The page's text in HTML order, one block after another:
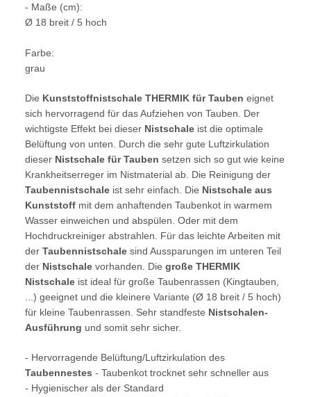
- Maße (cm):
Ø 18 breit / 5 hoch
Farbe:
grau
Die Kunststoffnistschale THERMIK für Tauben eignet
sich hervorragend für das Aufziehen von Tauben. Der
wichtigste Effekt bei dieser Nistschale ist die optimale
Belüftung von unten. Durch die sehr gute Luftzirkulation
dieser Nistschale für Tauben setzen sich so gut wie keine
Krankheitserreger im Nistmaterial ab. Die Reinigung der
Taubennistschale ist sehr einfach. Die Nistschale aus
Kunststoff mit dem anhaftenden Taubenkot in warmem
Wasser einweichen und abspülen. Oder mit dem
Hochdruckreiniger abstrahlen. Für das leichte Arbeiten mit
der Taubennistschale sind Aussparungen im unteren Teil
der Nistschale vorhanden. Die große THERMIK
Nistschale ist ideal für große Taubenrassen (Kingtauben,
...) geeignet und die kleinere Variante (Ø 18 breit / 5 hoch)
für kleine Taubenrassen. Sehr standfeste Nistschalen-
Ausführung und somit sehr sicher.
- Hervorragende Belüftung/Luftzirkulation des
Taubennestes - Taubenkot trocknet sehr schneller aus
- Hygienischer als der Standard